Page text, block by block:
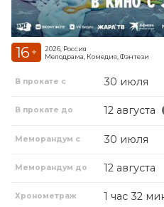
16 +
2026, Россия
Мелодрама, Комедия, Фэнтези
В прокате с 30 июля
В прокате до 12 августа
Меморандум с 30 июля
Меморандум до 12 августа
Хронометраж 1 час 32